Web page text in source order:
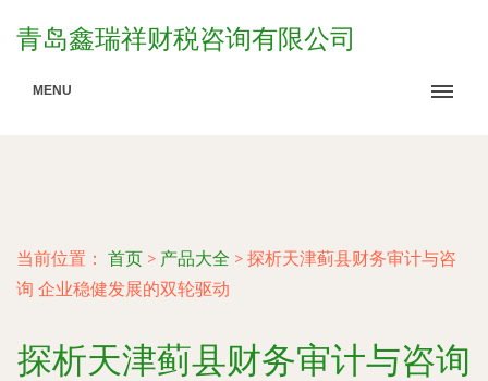
青岛鑫瑞祥财税咨询有限公司
MENU
当前位置： 首页 > 产品大全 > 探析天津蓟县财务审计与咨
询 企业稳健发展的双轮驱动
探析天津蓟县财务审计与咨询